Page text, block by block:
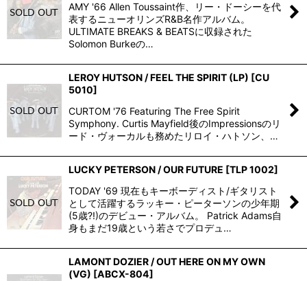
AMY '66 Allen Toussaint作、リー・ドーシーを代
表するニューオリンズR&B名作アルバム。
ULTIMATE BREAKS & BEATSに収録された
Solomon Burkeの…
LEROY HUTSON / FEEL THE SPIRIT (LP) [CU
5010]
CURTOM '76 Featuring The Free Spirit
Symphony. Curtis Mayfield後のImpressionsのリ
ード・ヴォーカルも務めたリロイ・ハトソン、…
LUCKY PETERSON / OUR FUTURE [TLP 1002]
TODAY '69 現在もキーボーディスト/ギタリスト
として活躍するラッキー・ピーターソンの少年期
(5歳?!)のデビュー・アルバム。 Patrick Adams自
身もまだ19歳という若さでプロデュ…
LAMONT DOZIER / OUT HERE ON MY OWN
(VG) [ABCX-804]